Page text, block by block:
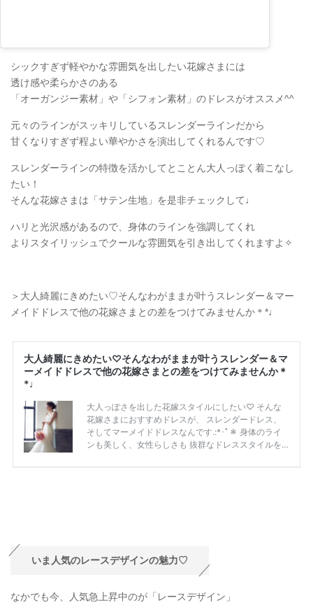
シックすぎず軽やかな雰囲気を出したい花嫁さまには
透け感や柔らかさのある
「オーガンジー素材」や「シフォン素材」のドレスがオススメ^^
元々のラインがスッキリしているスレンダーラインだから
甘くなりすぎず程よい華やかさを演出してくれるんです♡
スレンダーラインの特徴を活かしてとことん大人っぽく着こなし
たい！
そんな花嫁さまは「サテン生地」を是非チェックして♩
ハリと光沢感があるので、身体のラインを強調してくれ
よりスタイリッシュでクールな雰囲気を引き出してくれますよ✧
＞大人綺麗にきめたい♡そんなわがままが叶うスレンダー＆マー
メイドドレスで他の花嫁さまとの差をつけてみませんか＊*♩
いま人気のレースデザインの魅力♡
なかでも今、人気急上昇中のが「レースデザイン」